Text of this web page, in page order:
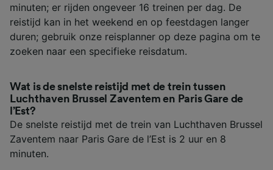
minuten; er rijden ongeveer 16 treinen per dag. De
reistijd kan in het weekend en op feestdagen langer
duren; gebruik onze reisplanner op deze pagina om te
zoeken naar een specifieke reisdatum.
Wat is de snelste reistijd met de trein tussen
Luchthaven Brussel Zaventem en Paris Gare de
l’Est?
De snelste reistijd met de trein van Luchthaven Brussel
Zaventem naar Paris Gare de l’Est is 2 uur en 8
minuten.